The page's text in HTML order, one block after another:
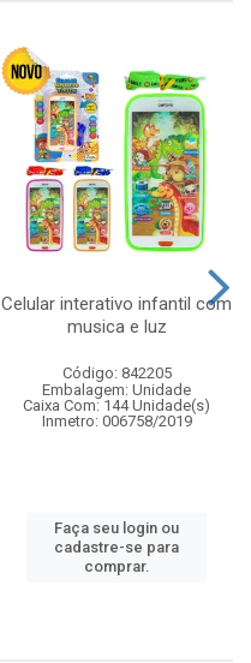
Celular interativo infantil com
musica e luz
Código: 842205
Embalagem: Unidade
Caixa Com: 144 Unidade(s)
Inmetro: 006758/2019
Faça seu login ou
cadastre-se para
comprar.